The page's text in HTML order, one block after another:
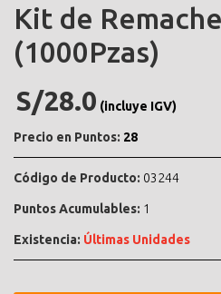
Kit de
(1000Pzas)
S/28.0 (incluye IGV)
Precio en Puntos: 28
Código de Producto: 03244
Puntos Acumulables: 1
Existencia: Últimas Unidades